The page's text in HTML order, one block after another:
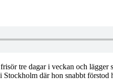
tre dagar i veckan och lägger
där hon snabbt